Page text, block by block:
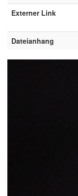
Externer Link
Dateianhang